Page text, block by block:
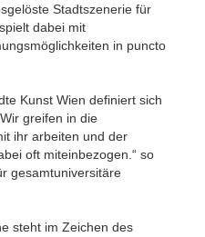
Stadtszenerie für
dabei mit
in puncto
Kunst Wien definiert sich
greifen in die
ihr arbeiten und der
oft miteinbezogen.“ so
gesamtuniversitäre
steht im Zeichen des